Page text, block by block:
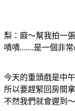
梨：麻～幫我拍一張
嘖嘖.......是一個非
今天的重頭戲是中
所以要趕緊回房間
不然我們就會遲到～